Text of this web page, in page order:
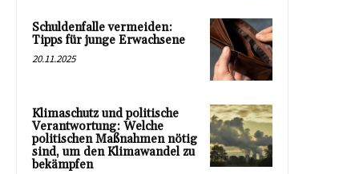
Schuldenfalle vermeiden:
Tipps für junge Erwachsene
20.11.2025
Klimaschutz und politische
Verantwortung: Welche
politischen Maßnahmen nötig
sind, um den Klimawandel zu
bekämpfen